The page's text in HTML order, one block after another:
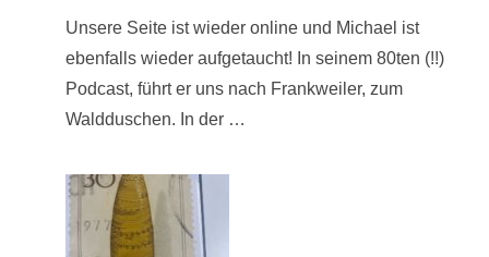
Unsere Seite ist wieder online und Michael ist
ebenfalls wieder aufgetaucht! In seinem 80ten (!!)
Podcast, führt er uns nach Frankweiler, zum
Waldduschen. In der …